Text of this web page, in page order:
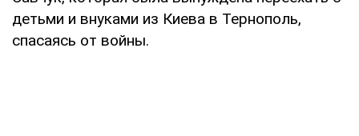
детьми и внуками из Киева в Тернополь,
спасаясь от войны.